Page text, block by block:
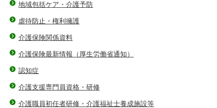
地域包括ケア・介護予防
虐待防止・権利擁護
介護保険関係資料
介護保険最新情報（厚生労働省通知）
認知症
介護支援専門員資格・研修
介護職員初任者研修・介護福祉士養成施設等